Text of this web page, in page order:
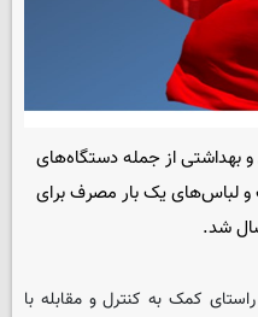
از جمله دستگاه‌های
و لباس‌های یک بار مصرف برای
شد.
کمک به کنترل و مقابله با